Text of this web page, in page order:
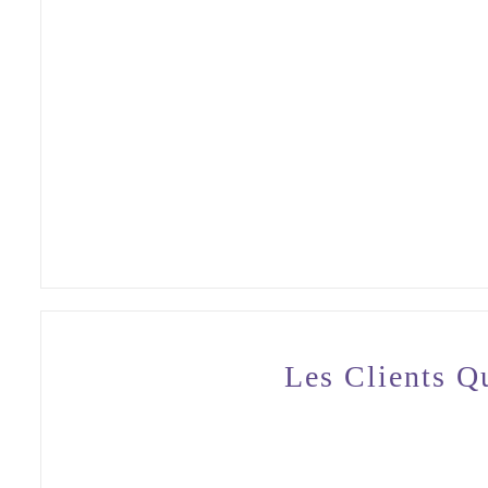
Les Clients